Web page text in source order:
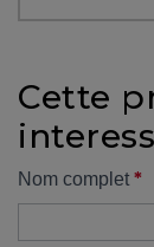
protégé!
outils
pour
financement
Cette
Formulaire
Nom complet *